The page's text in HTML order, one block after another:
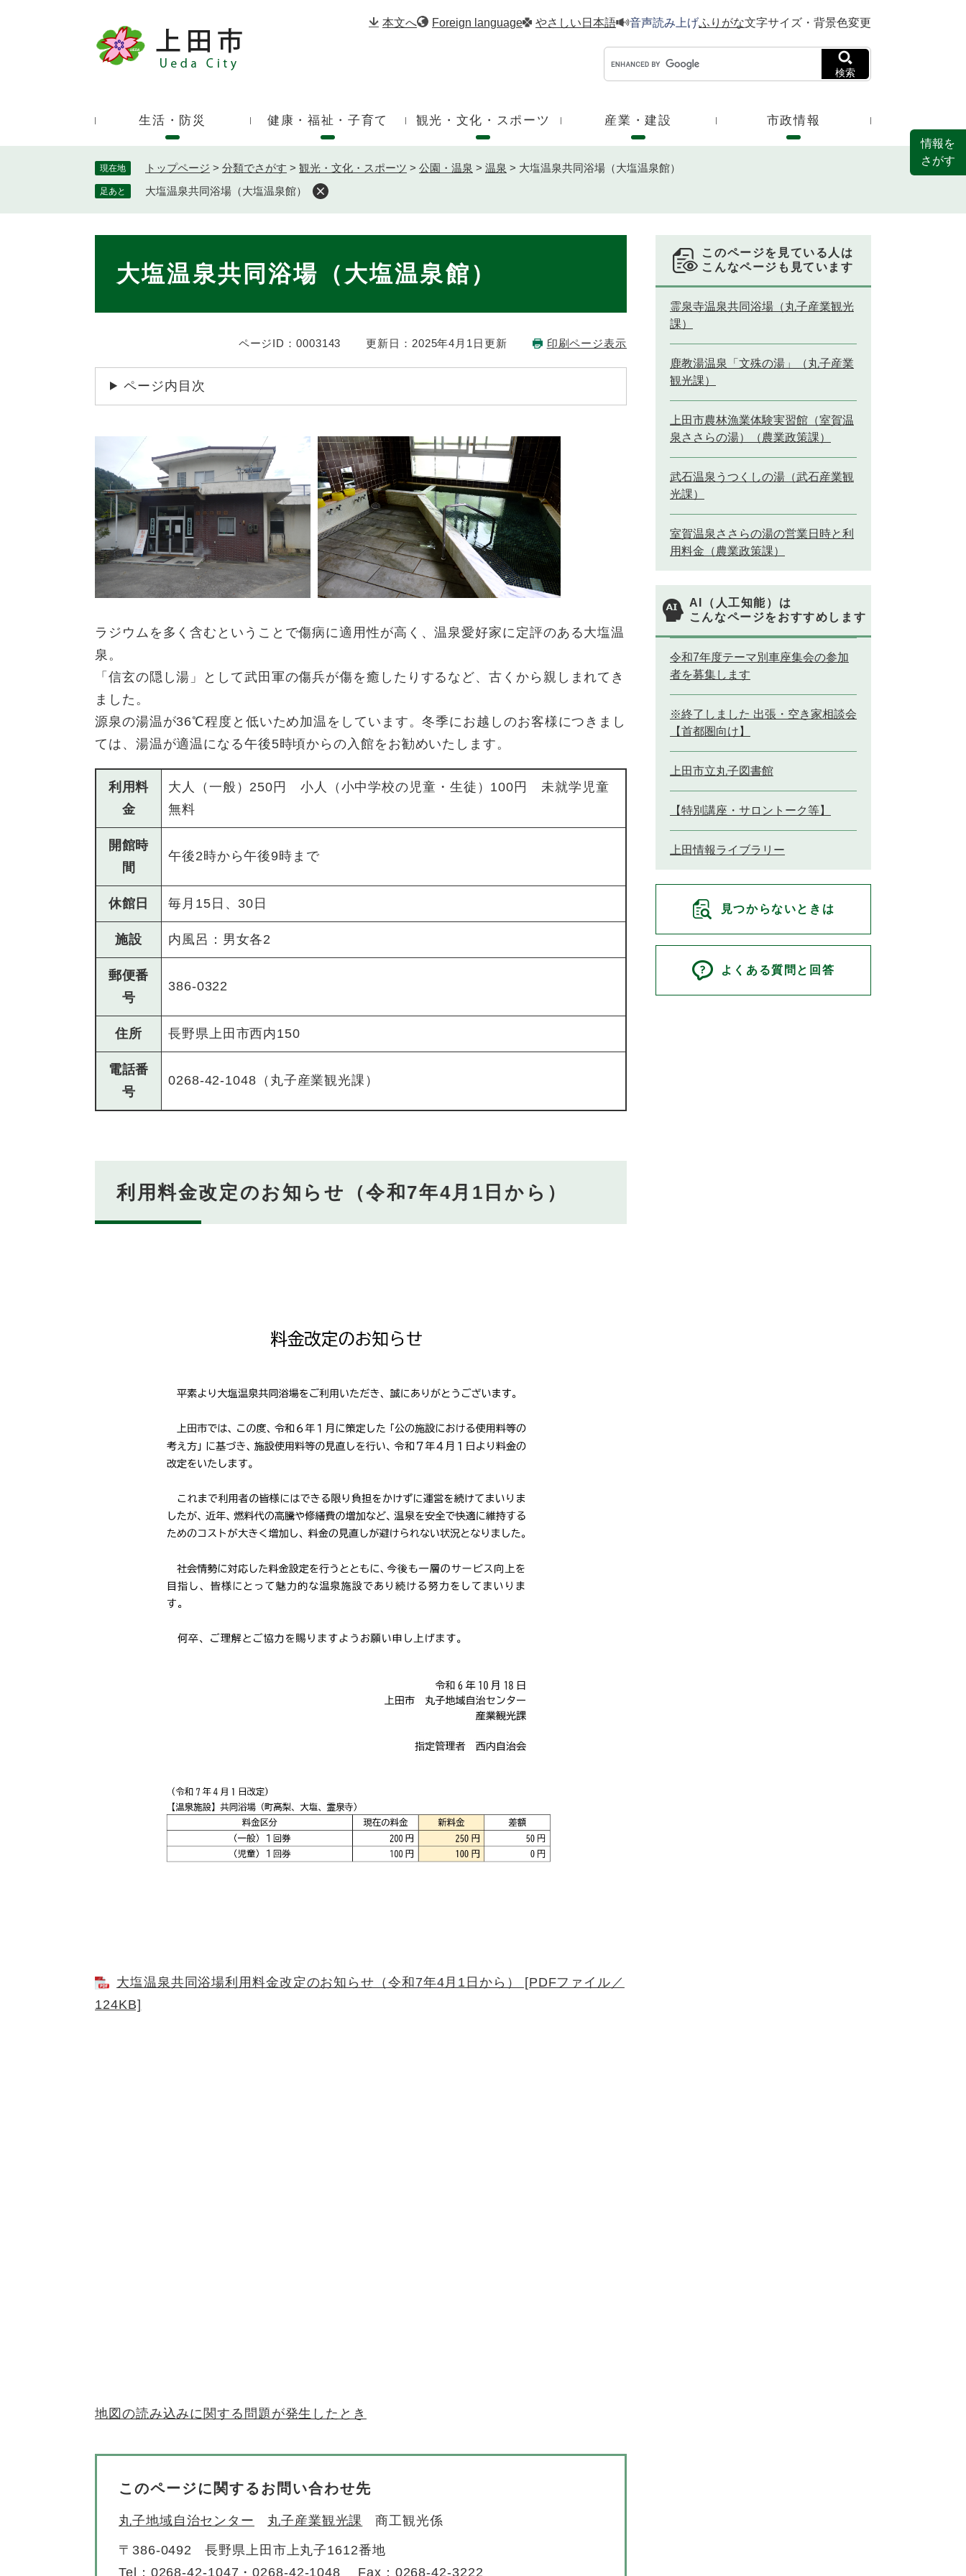
。
本文へ Foreign language やさしい日本語 音声読み上げふりがな文字サイズ・背景色変更
ド
検索
生活・防災 健康・福祉・子育て 観光・文化・スポーツ 産業・建設 市政情報
現在地 トップページ > 分類でさがす > 観光・文化・スポーツ > 公園・温泉 > 温泉 > 大塩温泉共同浴場（大塩温泉館）
足あと 大塩温泉共同浴場（大塩温泉館）
大塩温泉共同浴場（大塩温泉館）
ページID：0003143 更新日：2025年4月1日更新 印刷ページ表示
ページ内目次
ラジウムを多く含むということで傷病に適用性が高く、温泉愛好家に定評のある大塩温
泉。
「信玄の隠し湯」として武田軍の傷兵が傷を癒したりするなど、古くから親しまれてき
ました。
源泉の湯温が36℃程度と低いため加温をしています。冬季にお越しのお客様につきまし
ては、湯温が適温になる午後5時頃からの入館をお勧めいたします。
利用料
金
大人（一般）250円 小人（小中学校の児童・生徒）100円 未就学児童
無料
開館時
間
午後2時から午後9時まで
休館日 毎月15日、30日
施設 内風呂：男女各2
郵便番
号
386-0322
住所 長野県上田市西内150
電話番
号
0268-42-1048（丸子産業観光課）
利用料金改定のお知らせ（令和7年4月1日から）
大塩温泉共同浴場利用料金改定のお知らせ（令和7年4月1日から） [PDFファイル／
124KB]
地図の読み込みに関する問題が発生したとき
このページに関するお問い合わせ先
丸子地域自治センター 丸子産業観光課 商工観光係
〒386-0492
長野県上田市上丸子1612番地
Tel：0268-42-1047・0268-42-1048
Fax：0268-42-3222
このページを見ている人は
こんなページも見ています
霊泉寺温泉共同浴場（丸子産業観光
課）
鹿教湯温泉「文殊の湯」（丸子産業
観光課）
上田市農林漁業体験実習館（室賀温
泉ささらの湯）（農業政策課）
武石温泉うつくしの湯（武石産業観
光課）
室賀温泉ささらの湯の営業日時と利
用料金（農業政策課）
AI（人工知能）は
こんなページをおすすめします
令和7年度テーマ別車座集会の参加
者を募集します
※終了しました 出張・空き家相談会
【首都圏向け】
上田市立丸子図書館
【特別講座・サロントーク等】
上田情報ライブラリー
見つからないときは
よくある質問と回答
情報を
さがす